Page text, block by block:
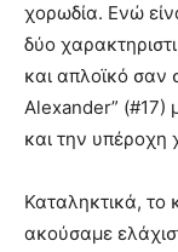
χορωδία. Ενώ
δύο
και απλοϊκό σαν
Alexander” (#17)
και την υπέροχη
Καταληκτικά, το
ακούσαμε